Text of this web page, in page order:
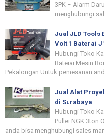
3PK – Alarm
menghubungi
Jual JLD Tools
Volt 1 Baterai
Hubungi Toko
Baterai Mesin
Pekalongan Untuk pemesanan
Jual Alat
di Surabaya
Hubungi Toko
Puller NGK 3ton
anda bisa menghubungi sales